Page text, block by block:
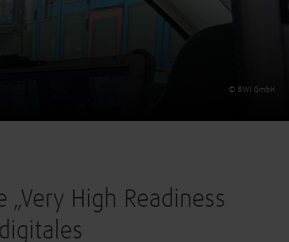
© BWI GmbH
High Readiness